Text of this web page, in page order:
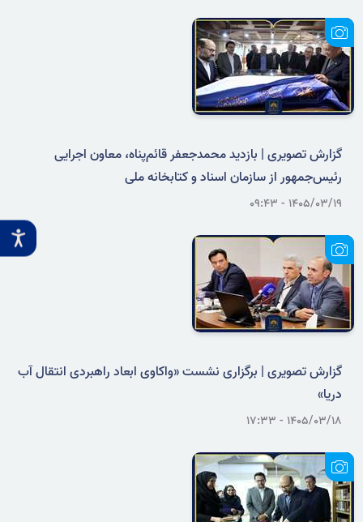
گزارش تصویری | بازدید محمدجعفر قائم‌پناه، معاون اجرایی
رئیس‌جمهور از سازمان اسناد و کتابخانه ملی
۱۴۰۵/۰۳/۱۹ - ۰۹:۴۳
گزارش تصویری | برگزاری نشست «واکاوی ابعاد راهبردی انتقال آب
دریا»
۱۴۰۵/۰۳/۱۸ - ۱۷:۳۳